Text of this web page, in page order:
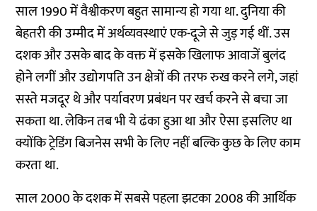
साल 1990 में वैश्वीकरण बहुत सामान्य हो गया था. दुनिया की
बेहतरी की उम्मीद में अर्थव्यवस्थाएं एक-दूजे से जुड़ गई थीं. उस
दशक और उसके बाद के वक्त में इसके खिलाफ आवाजें बुलंद
होने लगीं और उद्योगपति उन क्षेत्रों की तरफ रुख करने लगे, जहां
सस्ते मजदूर थे और पर्यावरण प्रबंधन पर खर्च करने से बचा जा
सकता था. लेकिन तब भी ये ढंका हुआ था और ऐसा इसलिए था
क्योंकि ट्रेडिंग बिजनेस सभी के लिए नहीं बल्कि कुछ के लिए काम
करता था.
साल 2000 के दशक में सबसे पहला झटका 2008 की आर्थिक